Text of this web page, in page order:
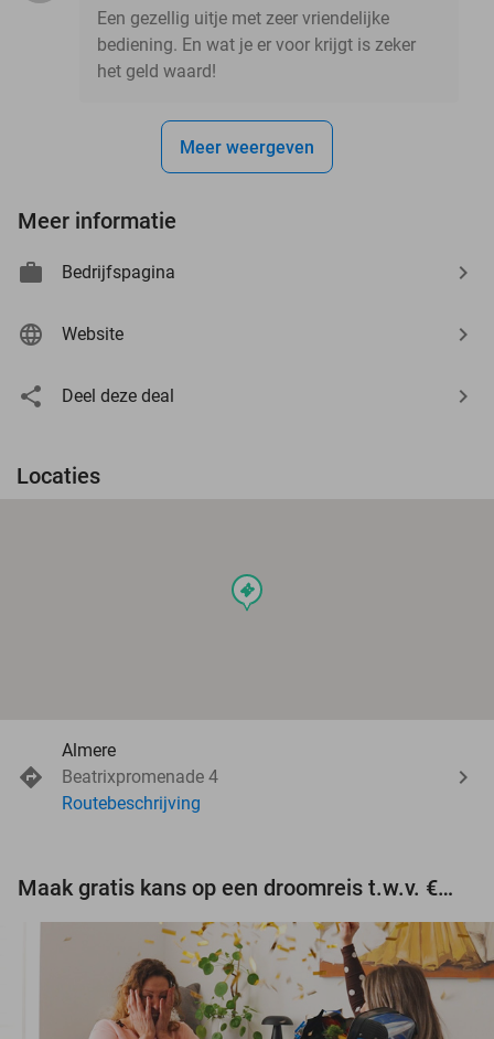
Een gezellig uitje met zeer vriendelijke
bediening. En wat je er voor krijgt is zeker
het geld waard!
Meer weergeven
Meer informatie
Bedrijfspagina
Website
Deel deze deal
Locaties
events
Almere
Beatrixpromenade 4
Routebeschrijving
Maak gratis kans op een droomreis t.w.v. €3.000!